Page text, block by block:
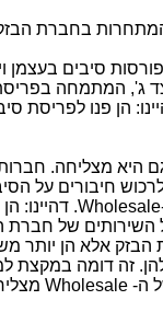
בחברת הבזק
סיבים בעצמן
ג', המתמחה
הן פנו לפריסת
היא מצליחה.
חיבורים על
Wholesale. דהיינו:
השירותים של
אלא הן יותר
זה דומה במקצת
ה- Wholesale